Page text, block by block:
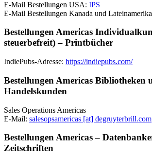
E-Mail Bestellungen USA: IPS
E-Mail Bestellungen Kanada und
Bestellungen Americas
steuerbefreit) – Printbücher
IndiePubs-Adresse: https://indiepubs.com/
Bestellungen Americas Bibliotheken
Handelskunden
Sales Operations Americas
E-Mail: salesopsamericas [at] degruyterbrill.com
Bestellungen Americas –
Zeitschriften